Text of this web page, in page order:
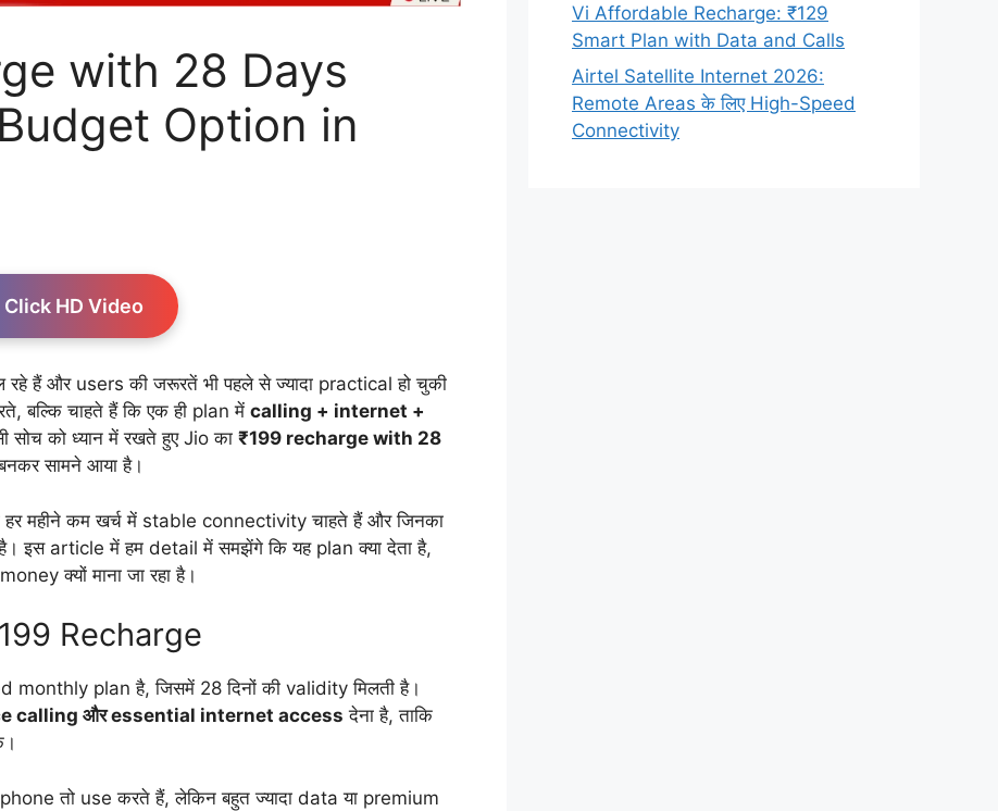
with 28 Days
Option in
Click HD Video
हैं और users की जरूरतें भी पहले से ज्यादा practical हो चुकी
बल्कि चाहते हैं कि एक ही plan में calling + internet +
सोच को ध्यान में रखते हुए Jio का ₹199 recharge with 28
सामने आया है।
हर महीने कम खर्च में stable connectivity चाहते हैं और जिनका
इस article में हम detail में समझेंगे कि यह plan क्या देता है,
क्यों माना जा रहा है।
Recharge
plan है, जिसमें 28 दिनों की validity मिलती है।
calling और essential internet access देना है, ताकि
तो use करते हैं, लेकिन बहुत ज्यादा data या premium
Vi Affordable Recharge: ₹129
Smart Plan with Data and Calls
Airtel Satellite Internet 2026:
Remote Areas के लिए High-Speed
Connectivity